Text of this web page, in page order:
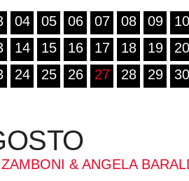
04 05 06 07 08 09
10
14 15 16 17 18 19
20
24 25 26 27 28 29
30
& ANGELA